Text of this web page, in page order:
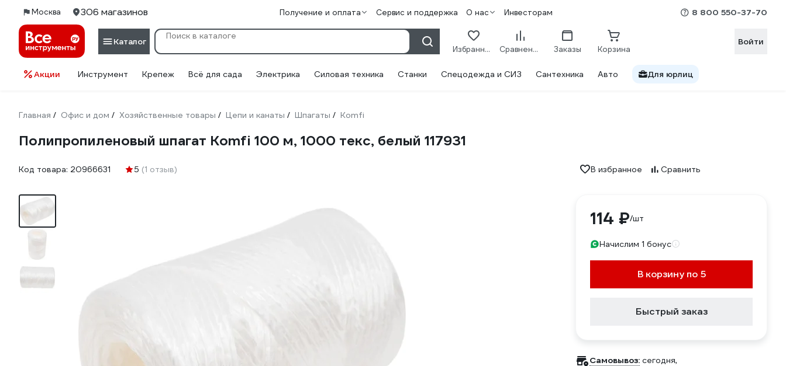
Москва 306 магазинов Получение и оплата Сервис и поддержка О нас Инвесторам 8 800 550-37-70
Каталог
Избранное Сравнение Заказы Корзина
Войти
Акции Инструмент Крепеж Всё для сада Электрика Силовая техника Станки Спецодежда и СИЗ Сантехника Авто Для юрлиц
Главная / Офис и дом / Хозяйственные товары / Цепи и канаты / Шпагаты / Komfi
Полипропиленовый шпагат Komfi 100 м, 1000 текс, белый 117931
Код товара: 20966631 5 (1 отзыв) В избранное Сравнить
114 ₽/шт
Начислим 1 бонус
В корзину по 5
Быстрый заказ
Самовывоз: сегодня,